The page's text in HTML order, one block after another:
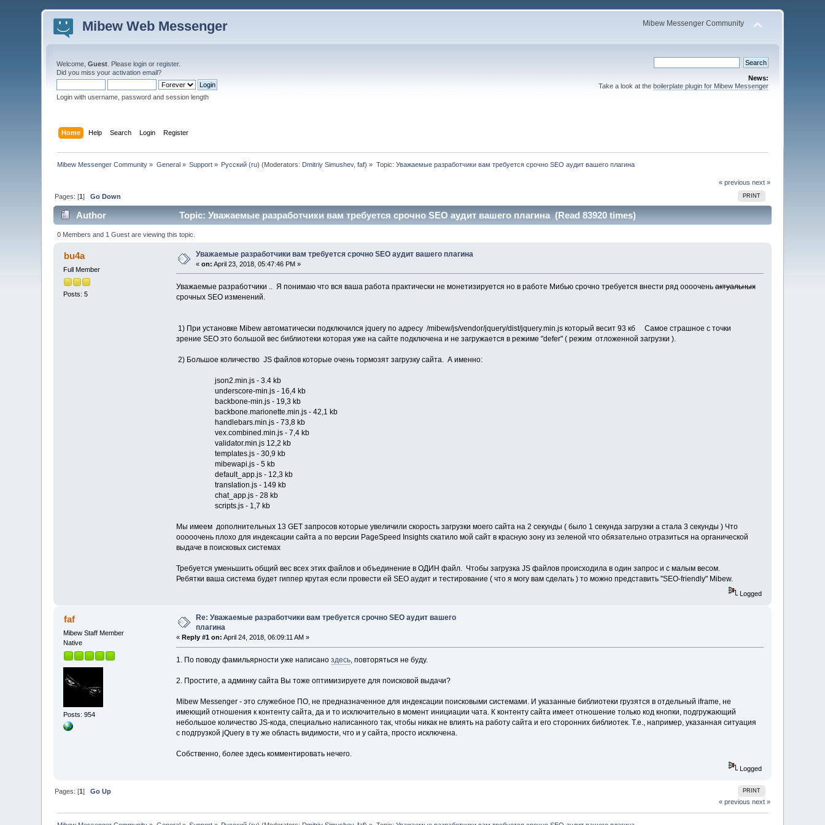
Mibew Web Messenger Mibew Messenger Community
Welcome,Guest . Pleaselogin orregister.
Did you miss youractivation email?
Login with username, password and session length
News:
Take a look at the boilerplate plugin for Mibew Messenger
Home Help Search Login Register
Mibew Messenger Community » General» Support » Русский (ru) (Moderators: Dmitriy Simushev,faf) » Topic: Уважаемые разработчики вам требуется срочно SEO аудит вашего плагина
« previous next »
PRINT
Pages: [1]Go Down
Author Topic: Уважаемые разработчики вам требуется срочно SEO аудит вашего плагина (Read 83920 times)
0 Members and 1 Guest are viewing this topic.
bu4a
Full Member
Posts: 5
Уважаемые разработчики вам требуется срочно SEO аудит вашего плагина
«on: April 23, 2018, 05:47:46 PM »
Уважаемые разработчики .. Я понимаю что вся ваша работа практически не монетизируется но в работе Мибью срочно требуется внести ряд ооооченьактуальных
срочных SEO изменений.
1) При установке Mibew автоматически подключился jquery по адресу /mibew/js/vendor/jquery/dist/jquery.min.js который весит 93 кб Самое страшное с точки
зрение SEO это большой вес библиотеки которая уже на сайте подключена и не загружается в режиме "defer" ( режим отложенной загрузки ).
2) Большое количество JS файлов которые очень тормозят загрузку сайта. А именно:
json2.min.js - 3.4 kb
underscore-min.js - 16,4 kb
backbone-min.js - 19,3 kb
backbone.marionette.min.js - 42,1 kb
handlebars.min.js - 73,8 kb
vex.combined.min.js - 7,4 kb
validator.min.js 12,2 kb
templates.js - 30,9 kb
mibewapi.js - 5 kb
default_app.js - 12,3 kb
translation.js - 149 kb
chat_app.js - 28 kb
scripts.js - 1,7 kb
Мы имеем дополнительных 13 GET запросов которые увеличили скорость загрузки моего сайта на 2 секунды ( было 1 секунда загрузки а стала 3 секунды ) Что
ооооочень плохо для индексации сайта а по версии PageSpeed Insights скатило мой сайт в красную зону из зеленой что обязательно отразиться на органической
выдаче в поисковых системах
Требуется уменьшить общий вес всех этих файлов и объединение в ОДИН файл. Чтобы загрузка JS файлов происходила в один запрос и с малым весом.
Ребятки ваша система будет гиппер крутая если провести ей SEO аудит и тестирование ( что я могу вам сделать ) то можно представить "SEO-friendly" Mibew.
Logged
faf
Mibew Staff Member
Native
Posts: 954
Re: Уважаемые разработчики вам требуется срочно SEO аудит вашего
плагина
« Reply #1 on: April 24, 2018, 06:09:11 AM »
1. По поводу фамильярности уже написано здесь, повторяться не буду.
2. Простите, а админку сайта Вы тоже оптимизируете для поисковой выдачи?
Mibew Messenger - это служебное ПО, не предназначенное для индексации поисковыми системами. И указанные библиотеки грузятся в отдельный iframe, не
имеющий отношения к контенту сайта, да и то исключительно в момент инициации чата. К контенту сайта имеет отношение только код кнопки, подгружающий
небольшое количество JS-кода, специально написанного так, чтобы никак не влиять на работу сайта и его сторонних библиотек. Т.е., например, указанная ситуация
с подгрузкой jQuery в ту же область видимости, что и у сайта, просто исключена.
Собственно, более здесь комментировать нечего.
Logged
PRINT
Pages: [1]Go Up
« previous next »